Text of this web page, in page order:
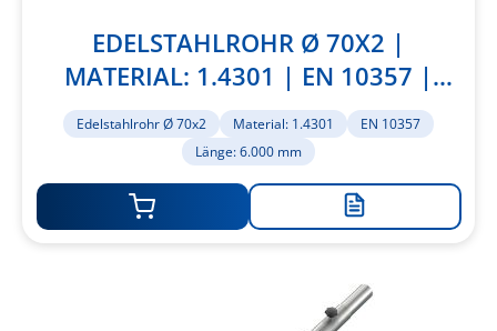
EDELSTAHLROHR Ø 70X2 |
MATERIAL: 1.4301 | EN 10357 |
LÄNGE: 6.000 MM
Edelstahlrohr Ø 70x2 Material: 1.4301
EN 10357
Länge: 6.000 mm
Zur
hinzufügen